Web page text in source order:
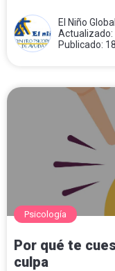
El Niño Global
Publicado:
Psicología
Por qué te
culpa